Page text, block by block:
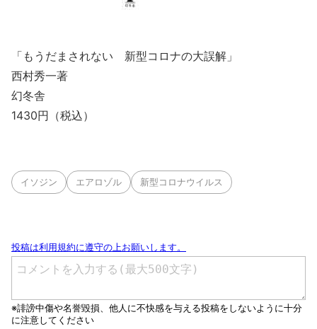
「もうだまされない 新型コロナの大誤解」
西村秀一著
幻冬舎
1430円（税込）
イソジン エアロゾル 新型コロナウイルス